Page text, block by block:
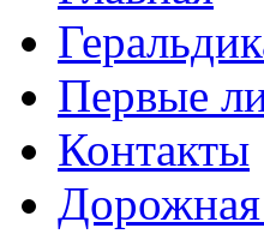
Первые
Контакты
Дорожная